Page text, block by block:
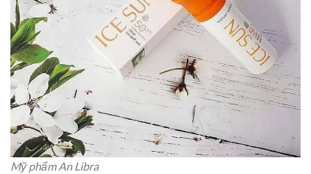
Mỹ phẩm An Libra